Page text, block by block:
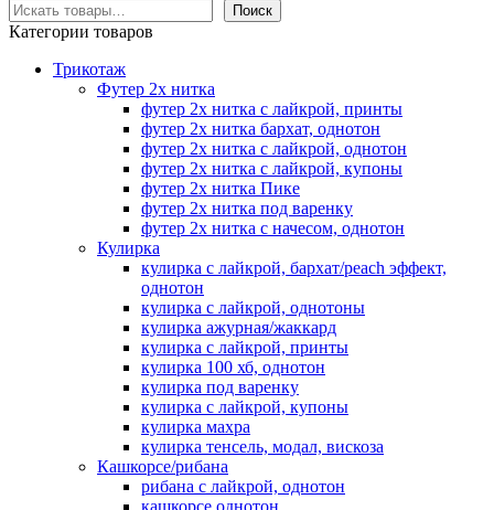
Поиск
Категории товаров
Трикотаж
Футер 2х нитка
футер 2х нитка с лайкрой, принты
футер 2х нитка бархат, однотон
футер 2х нитка с лайкрой, однотон
футер 2х нитка с лайкрой, купоны
футер 2х нитка Пике
футер 2х нитка под варенку
футер 2х нитка с начесом, однотон
Кулирка
кулирка с лайкрой, бархат/peach эффект,
однотон
кулирка с лайкрой, однотоны
кулирка ажурная/жаккард
кулирка с лайкрой, принты
кулирка 100 хб, однотон
кулирка под варенку
кулирка с лайкрой, купоны
кулирка махра
кулирка тенсель, модал, вискоза
Кашкорсе/рибана
рибана с лайкрой, однотон